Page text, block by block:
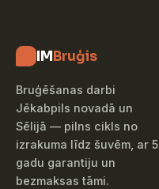
IMBruģis
Bruģēšanas darbi
Jēkabpils novadā un
Sēlijā — pilns cikls no
izrakuma līdz šuvēm, ar 5
gadu garantiju un
bezmaksas tāmi.